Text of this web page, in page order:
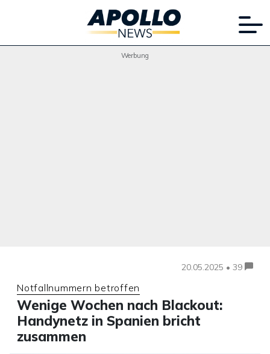
Werbung
20.05.2025 • 39
Notfallnummern betroffen
Wenige Wochen nach Blackout:
Handynetz in Spanien bricht
zusammen